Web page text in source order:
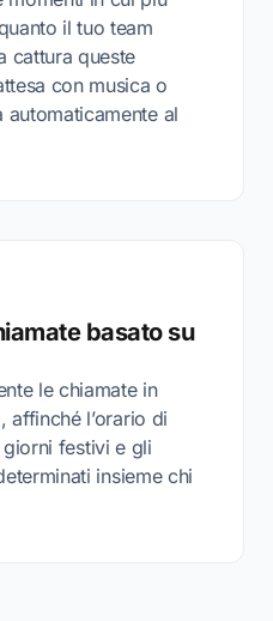
il tuo team
cattura queste
con musica o
automaticamente al
basato su
le chiamate in
affinché l’orario di
festivi e gli
insieme chi